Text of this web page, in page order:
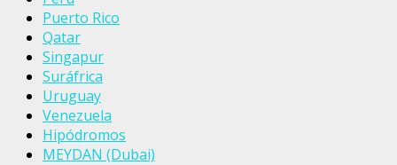
Puerto Rico
Qatar
Singapur
Suráfrica
Uruguay
Venezuela
Hipódromos
MEYDAN (Dubai)